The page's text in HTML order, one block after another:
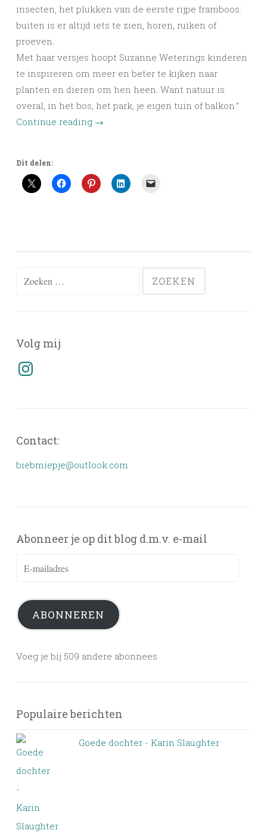
insecten, het plukken van de eerste rijpe framboos:
buiten is er altijd iets te zien, horen, ruiken of
proeven.
Met haar versjes hoopt Suzanne Weterings kinderen
te inspireren om meer en beter te kijken naar
planten en dieren om hen heen. Want natuur is
overal, in het bos, het park, je eigen tuin of balkon.”
Continue reading →
Dit delen:
Zoeken
Volg mij
Instagram
Contact:
biebmiepje@outlook.com
Abonneer je op dit blog d.m.v. e-mail
ABONNEREN
Voeg je bij 509 andere abonnees
Populaire berichten
Goede dochter - Karin Slaughter